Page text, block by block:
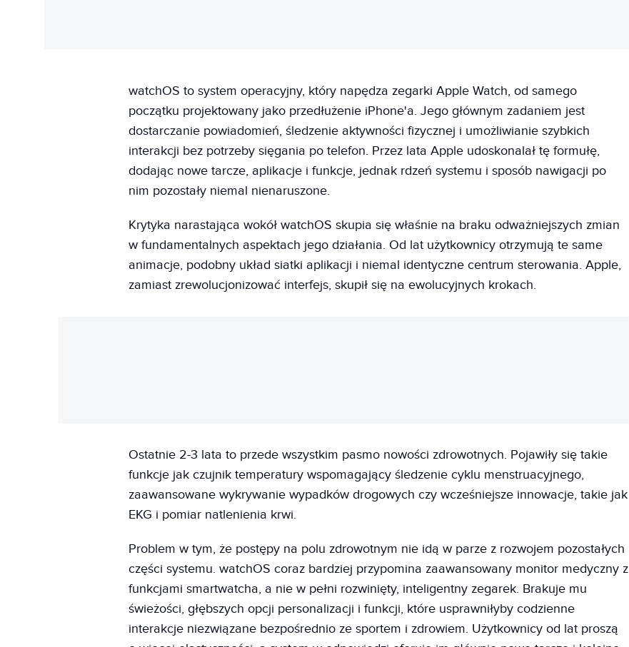
watchOS to system operacyjny, który napędza zegarki Apple Watch, od samego
początku projektowany jako przedłużenie iPhone'a. Jego głównym zadaniem jest
dostarczanie powiadomień, śledzenie aktywności fizycznej i umożliwianie szybkich
interakcji bez potrzeby sięgania po telefon. Przez lata Apple udoskonalał tę formułę,
dodając nowe tarcze, aplikacje i funkcje, jednak rdzeń systemu i sposób nawigacji po
nim pozostały niemal nienaruszone.
Krytyka narastająca wokół watchOS skupia się właśnie na braku odważniejszych zmian
w fundamentalnych aspektach jego działania. Od lat użytkownicy otrzymują te same
animacje, podobny układ siatki aplikacji i niemal identyczne centrum sterowania. Apple,
zamiast zrewolucjonizować interfejs, skupił się na ewolucyjnych krokach.
Ostatnie 2-3 lata to przede wszystkim pasmo nowości zdrowotnych. Pojawiły się takie
funkcje jak czujnik temperatury wspomagający śledzenie cyklu menstruacyjnego,
zaawansowane wykrywanie wypadków drogowych czy wcześniejsze innowacje, takie jak
EKG i pomiar natlenienia krwi.
Problem w tym, że postępy na polu zdrowotnym nie idą w parze z rozwojem pozostałych
części systemu. watchOS coraz bardziej przypomina zaawansowany monitor medyczny z
funkcjami smartwatcha, a nie w pełni rozwinięty, inteligentny zegarek. Brakuje mu
świeżości, głębszych opcji personalizacji i funkcji, które usprawniłyby codzienne
interakcje niezwiązane bezpośrednio ze sportem i zdrowiem. Użytkownicy od lat proszą